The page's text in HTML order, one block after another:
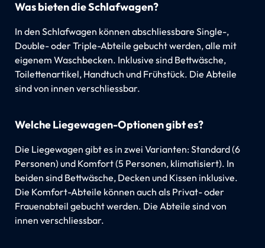
Was bieten die Schlafwagen?
In den Schlafwagen können abschliessbare Single-,
Double- oder Triple-Abteile gebucht werden, alle mit
eigenem Waschbecken. Inklusive sind Bettwäsche,
Toilettenartikel, Handtuch und Frühstück. Die Abteile
sind von innen verschliessbar.
Welche Liegewagen-Optionen gibt es?
Die Liegewagen gibt es in zwei Varianten: Standard (6
Personen) und Komfort (5 Personen, klimatisiert). In
beiden sind Bettwäsche, Decken und Kissen inklusive.
Die Komfort-Abteile können auch als Privat- oder
Frauenabteil gebucht werden. Die Abteile sind von
innen verschliessbar.